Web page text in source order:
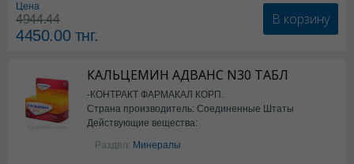
Цена
4944.44
4450.00тнг.
В корзину
КАЛЬЦЕМИН АДВАНС N30 ТАБЛ
-КОНТРАКТ ФАРМАКАЛ КОРП.
Страна производитель: Соединенные Штаты
Америки
Действующие вещества:
Колекальциферол+Кальция
карбонат
Раздел: Минералы